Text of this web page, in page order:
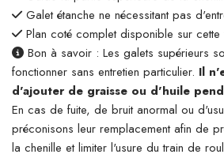
Galet étanche ne nécessitant pas
Plan coté complet disponible sur cette
Bon à savoir : Les galets supérieurs
fonctionner sans entretien particulier. Il
d'ajouter de graisse ou d'huile
En cas de fuite, de bruit anormal ou
préconisons leur remplacement afin de
la chenille et limiter l'usure du train de